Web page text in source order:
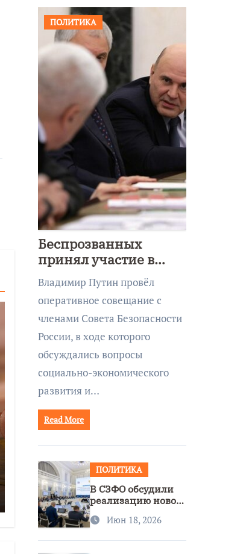
ПОЛИТИКА
Беспрозванных
принял участие в
совещании Совбеза
под руководством
Путина
Владимир Путин провёл
оперативное совещание с
членами Совета Безопасности
России, в ходе которого
обсуждались вопросы
социально-экономического
развития и…
Read More
ПОЛИТИКА
В СЗФО обсудили
реализацию новой
нацполитики
Июн 18, 2026